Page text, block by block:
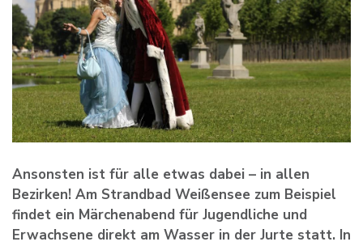
Ansonsten ist für alle etwas dabei – in allen
Bezirken! Am Strandbad Weißensee zum Beispiel
findet ein Märchenabend für Jugendliche und
Erwachsene direkt am Wasser in der Jurte statt. In